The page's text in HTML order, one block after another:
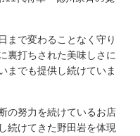
まで変わることなく守り
裏打ちされた美味しさに
までも提供し続けていま
の努力を続けているお店
続けてきた野田岩を体現